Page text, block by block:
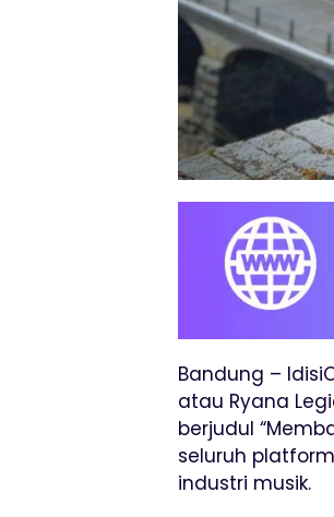
Bandung –
atau Ryana
berjudul
seluruh
industri musik.